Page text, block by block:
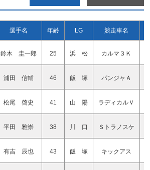
選手名 年齢 LG 競走車名
鈴木 圭一郎 25 浜 松 カルマ３Ｋ
浦田 信輔 46 飯 塚 パンジャＡ
松尾 啓史 41 山 陽 ラディカルＶ
平田 雅崇 38 川 口 Ｓトラノスケ
有吉 辰也 43 飯 塚 キックアス